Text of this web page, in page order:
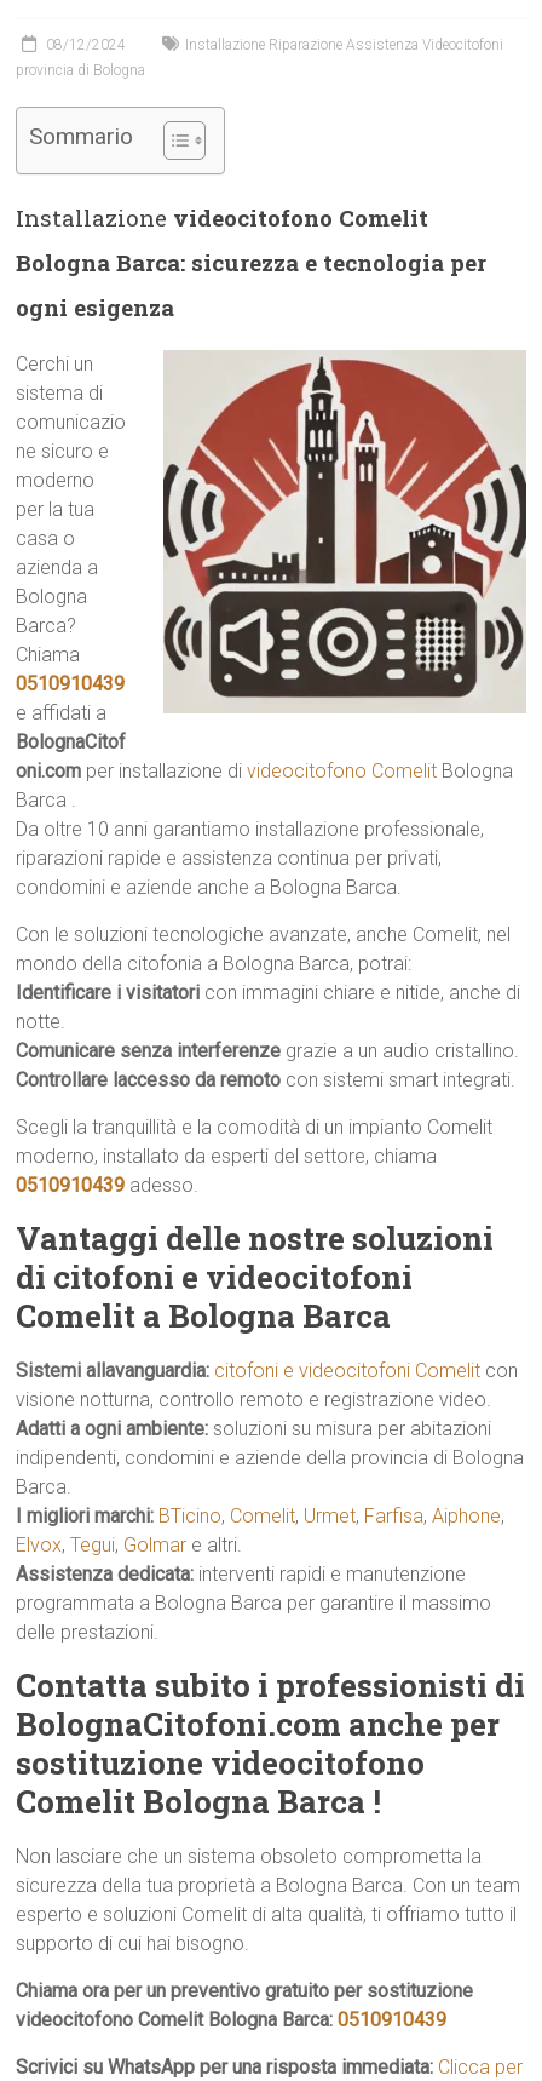
08/12/2024
Installazione Riparazione Assistenza Videocitofoni
provincia di Bologna
Sommario
Installazione videocitofono Comelit
Bologna Barca: sicurezza e tecnologia per
ogni esigenza
Cerchi un
sistema di
comunicazio
ne sicuro e
moderno
per la tua
casa o
azienda a
Bologna
Barca?
Chiama
0510910439
e affidati a
BolognaCitof
oni.com per installazione divideocitofono Comelit Bologna
Barca .
Da oltre 10 anni garantiamo installazione professionale,
riparazioni rapide e assistenza continua per privati,
condomini e aziende anche a Bologna Barca.
Con le soluzioni tecnologiche avanzate, anche Comelit, nel
mondo della citofonia a Bologna Barca, potrai:
Identificare i visitatori con immagini chiare e nitide, anche di
notte.
Comunicare senza interferenze grazie a un audio cristallino.
Controllare laccesso da remoto con sistemi smart integrati.
Scegli la tranquillità e la comodità di un impianto Comelit
moderno, installato da esperti del settore, chiama
0510910439 adesso.
Vantaggi delle nostre soluzioni
di citofoni e videocitofoni
Comelit a Bologna Barca
Sistemi allavanguardia: citofoni e videocitofoni Comelit con
visione notturna, controllo remoto e registrazione video.
Adatti a ogni ambiente: soluzioni su misura per abitazioni
indipendenti, condomini e aziende della provincia di Bologna
Barca.
I migliori marchi: BTicino, Comelit, Urmet, Farfisa,Aiphone,
Elvox,Tegui, Golmar e altri.
Assistenza dedicata: interventi rapidi e manutenzione
programmata a Bologna Barca per garantire il massimo
delle prestazioni.
Contatta subito i professionisti di
BolognaCitofoni.com anche per
sostituzione videocitofono
Comelit Bologna Barca !
Non lasciare che un sistema obsoleto comprometta la
sicurezza della tua proprietà a Bologna Barca. Con un team
esperto e soluzioni Comelit di alta qualità, ti offriamo tutto il
supporto di cui hai bisogno.
Chiama ora per un preventivo gratuito per sostituzione
videocitofono Comelit Bologna Barca:0510910439
Scrivici su WhatsApp per una risposta immediata: Clicca per